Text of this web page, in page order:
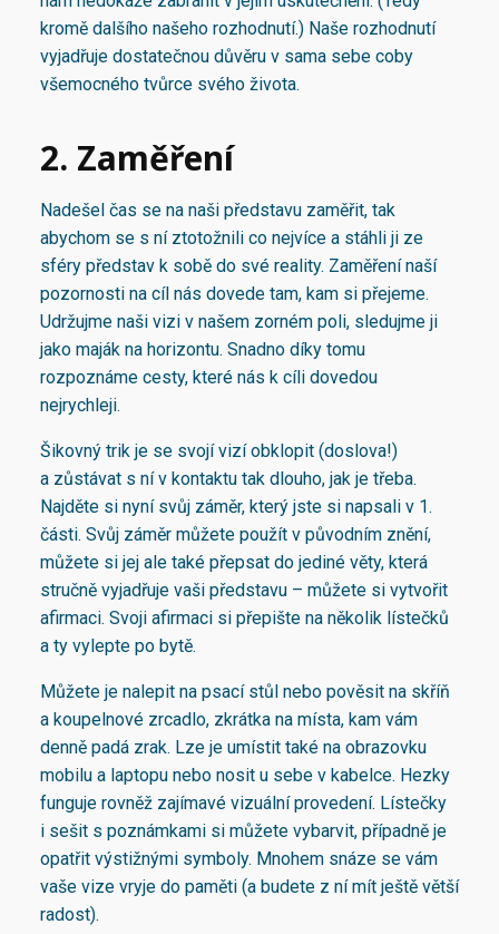
kromě dalšího našeho rozhodnutí.) Naše rozhodnutí
vyjadřuje dostatečnou důvěru v sama sebe coby
všemocného tvůrce svého života.
2. Zaměření
Nadešel čas se na naši představu zaměřit, tak
abychom se s ní ztotožnili co nejvíce a stáhli ji ze
sféry představ k sobě do své reality. Zaměření naší
pozornosti na cíl nás dovede tam, kam si přejeme.
Udržujme naši vizi v našem zorném poli, sledujme ji
jako maják na horizontu. Snadno díky tomu
rozpoznáme cesty, které nás k cíli dovedou
nejrychleji.
Šikovný trik je se svojí vizí obklopit (doslova!)
a zůstávat s ní v kontaktu tak dlouho, jak je třeba.
Najděte si nyní svůj záměr, který jste si napsali v 1.
části. Svůj záměr můžete použít v původním znění,
můžete si jej ale také přepsat do jediné věty, která
stručně vyjadřuje vaši představu – můžete si vytvořit
afirmaci. Svoji afirmaci si přepište na několik lístečků
a ty vylepte po bytě.
Můžete je nalepit na psací stůl nebo pověsit na skříň
a koupelnové zrcadlo, zkrátka na místa, kam vám
denně padá zrak. Lze je umístit také na obrazovku
mobilu a laptopu nebo nosit u sebe v kabelce. Hezky
funguje rovněž zajímavé vizuální provedení. Lístečky
i sešit s poznámkami si můžete vybarvit, případně je
opatřit výstižnými symboly. Mnohem snáze se vám
vaše vize vryje do paměti (a budete z ní mít ještě větší
radost).